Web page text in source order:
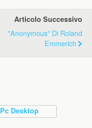
Articolo Successivo
"Anonymous" Di Roland
Emmerich
Pc Desktop